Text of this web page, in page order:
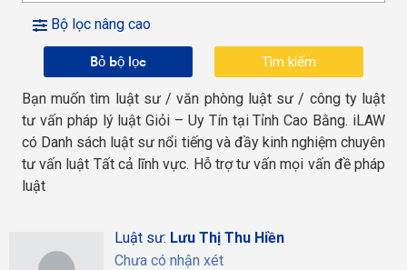
Bộ lọc nâng cao
Bỏ bộ lọc
Bạn muốn tìm luật sư / văn phòng luật sư / công ty luật
tư vấn pháp lý luật Giỏi – Uy Tín tại Tỉnh Cao Bằng. iLAW
có Danh sách luật sư nổi tiếng và đầy kinh nghiệm chuyên
tư vấn luật Tất cả lĩnh vực. Hỗ trợ tư vấn mọi vấn đề pháp
luật
Luật sư: Lưu Thị Thu Hiền
Chưa có nhận xét